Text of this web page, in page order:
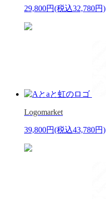
29,800円(税込32,780円)
Logomarket
39,800円(税込43,780円)